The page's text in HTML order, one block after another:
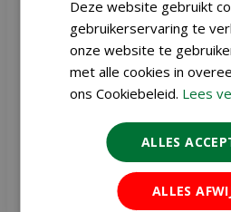
Nerine bowdenii
49
Meer info
Deze website gebruikt
gebruikerservaring te
onze website te
met alle cookies in
ons Cookiebeleid. Lees
ALLES
ALLES